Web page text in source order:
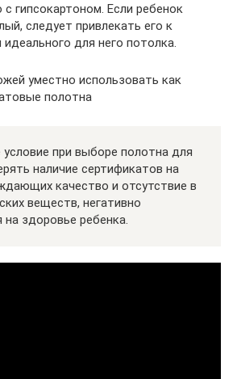
гипсокартоном. Если ребенок
следует привлекать его к
для него потолка.
уместно использовать как
полотна
условие при выборе полотна для
наличие сертификатов на
качество и отсутствие в
веществ, негативно
здоровье ребенка.